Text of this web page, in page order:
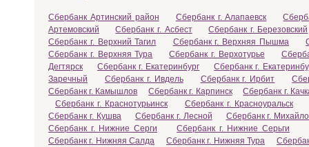
Сбербанк Артинский район Сбербанк г. Алапаевск
Артемовский
Сбербанк г. Асбест
Сбербанк г. Березовский
Сбербанк г. Верхний Тагил
Сбербанк г. Верхняя Пышма
Сбербанк г. Верхняя Тура
Сбербанк г. Верхотурье
Дегтярск
Сбербанк г. Екатеринбург
Сбербанк г.
Заречный
Сбербанк г. Ивдель Сбербанк г. Ирбит
Сбербанк г. Камышлов
Сбербанк г. Карпинск
Сбербанк г.
Сбербанк г. Краснотурьинск
Сбербанк г. Красноуральск
Сбербанк г. Кушва
Сбербанк г. Лесной
Сбербанк г.
Сбербанк г. Нижние Серги
Сбербанк г. Нижние Серьги
Сбербанк г. Нижняя Салда
Сбербанк г. Нижняя Тура